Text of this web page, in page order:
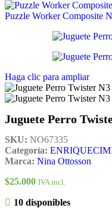
Puzzle Worker Composite
Haga clic para ampliar
Juguete Perro
SKU: NO67335
Categoría:
Marca: Nina Ottosson
$25.000 IVA incl.
10 disponibles